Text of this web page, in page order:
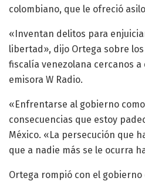
colombiano, que le ofreció
«Inventan delitos para
libertad», dijo Ortega sobre
fiscalía venezolana cercanos a
emisora W Radio.
«Enfrentarse al gobierno
consecuencias que estoy
México. «La persecución que
que a nadie más se le ocurra
Ortega rompió con el